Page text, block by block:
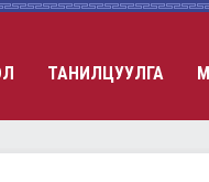
ТАНИЛЦУУЛГА